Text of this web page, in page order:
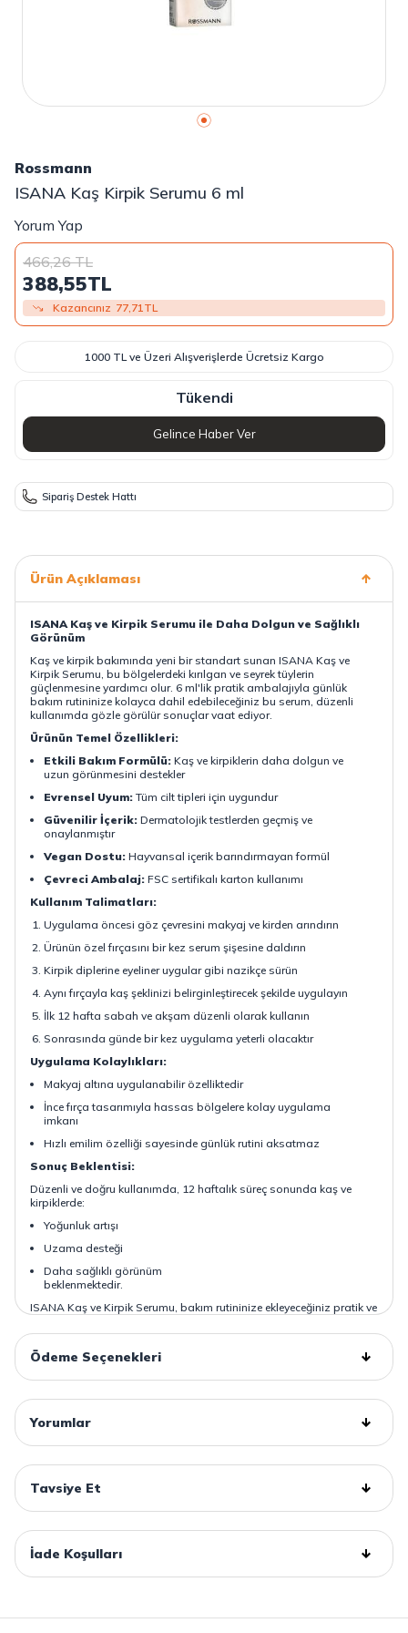
Rossmann
ISANA Kaş Kirpik Serumu 6 ml
Yorum Yap
466,26TL
388,55TL
Kazancınız 77,71 TL
1000 TL ve Üzeri Alışverişlerde Ücretsiz Kargo
Tükendi
Gelince Haber Ver
Sipariş Destek Hattı
Ürün Açıklaması
ISANA Kaş ve Kirpik Serumu ile Daha Dolgun ve Sağlıklı
Görünüm
Kaş ve kirpik bakımında yeni bir standart sunan ISANA Kaş ve
Kirpik Serumu, bu bölgelerdeki kırılgan ve seyrek tüylerin
güçlenmesine yardımcı olur. 6 ml'lik pratik ambalajıyla günlük
bakım rutininize kolayca dahil edebileceğiniz bu serum, düzenli
kullanımda gözle görülür sonuçlar vaat ediyor.
Ürünün Temel Özellikleri:
Etkili Bakım Formülü: Kaş ve kirpiklerin daha dolgun ve
uzun görünmesini destekler
Evrensel Uyum: Tüm cilt tipleri için uygundur
Güvenilir İçerik: Dermatolojik testlerden geçmiş ve
onaylanmıştır
Vegan Dostu: Hayvansal içerik barındırmayan formül
Çevreci Ambalaj: FSC sertifikalı karton kullanımı
Kullanım Talimatları:
Uygulama öncesi göz çevresini makyaj ve kirden arındırın
Ürünün özel fırçasını bir kez serum şişesine daldırın
Kirpik diplerine eyeliner uygular gibi nazikçe sürün
Aynı fırçayla kaş şeklinizi belirginleştirecek şekilde uygulayın
İlk 12 hafta sabah ve akşam düzenli olarak kullanın
Sonrasında günde bir kez uygulama yeterli olacaktır
Uygulama Kolaylıkları:
Makyaj altına uygulanabilir özelliktedir
İnce fırça tasarımıyla hassas bölgelere kolay uygulama
imkanı
Hızlı emilim özelliği sayesinde günlük rutini aksatmaz
Sonuç Beklentisi:
Düzenli ve doğru kullanımda, 12 haftalık süreç sonunda kaş ve
kirpiklerde:
Yoğunluk artışı
Uzama desteği
Daha sağlıklı görünüm
beklenmektedir.
ISANA Kaş ve Kirpik Serumu, bakım rutininize ekleyeceğiniz pratik ve
uygulanabilir yapısıyla günlük kullanım için ideal bir seçenek
sunuyor.
Ödeme Seçenekleri
Yorumlar
Tavsiye Et
İade Koşulları